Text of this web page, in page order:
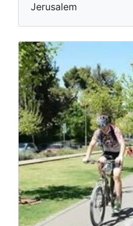
Jerusalem